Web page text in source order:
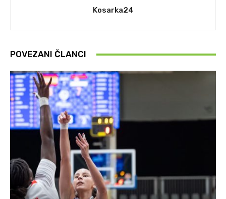
Kosarka24
POVEZANI ČLANCI